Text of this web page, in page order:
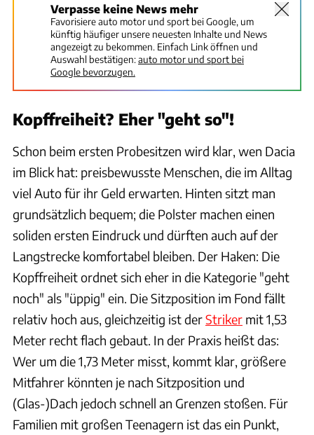
Verpasse keine News mehr
Favorisiere auto motor und sport bei Google, um
künftig häufiger unsere neuesten Inhalte und News
angezeigt zu bekommen. Einfach Link öffnen und
Auswahl bestätigen:auto motor und sport bei
Google bevorzugen.
Kopffreiheit? Eher "geht so"!
Schon beim ersten Probesitzen wird klar, wen Dacia
im Blick hat: preisbewusste Menschen, die im Alltag
viel Auto für ihr Geld erwarten. Hinten sitzt man
grundsätzlich bequem; die Polster machen einen
soliden ersten Eindruck und dürften auch auf der
Langstrecke komfortabel bleiben. Der Haken: Die
Kopffreiheit ordnet sich eher in die Kategorie "geht
noch" als "üppig" ein. Die Sitzposition im Fond fällt
relativ hoch aus, gleichzeitig ist derStriker mit 1,53
Meter recht flach gebaut. In der Praxis heißt das:
Wer um die 1,73 Meter misst, kommt klar, größere
Mitfahrer könnten je nach Sitzposition und
(Glas-)Dach jedoch schnell an Grenzen stoßen. Für
Familien mit großen Teenagern ist das ein Punkt,